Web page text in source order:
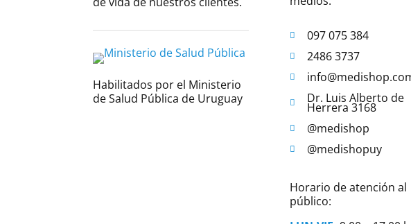
Habilitados por el Ministerio
de Salud Pública de Uruguay
097 075 384
2486 3737
Dr. Luis Alberto de
Herrera 3168
@medishop
@medishopuy
Horario de atención al
público: